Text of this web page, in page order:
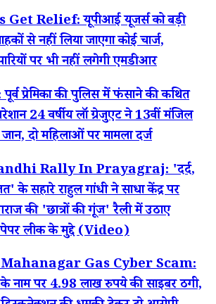
Get Relief: यूपीआई यूजर्स को बड़ी
से नहीं लिया जाएगा कोई चार्ज,
पर भी नहीं लगेगी एमडीआर
प्रेमिका की पुलिस में फंसाने की कथित
24 वर्षीय लॉ ग्रेजुएट ने 13वीं मंजिल
दो महिलाओं पर मामला दर्ज
Rally In Prayagraj: 'दर्द,
के सहारे राहुल गांधी ने साधा केंद्र पर
की 'छात्रों की गूंज' रैली में उठाए
लीक के मुद्दे (Video)
Gas Cyber Scam:
नाम पर 4.98 लाख रुपये की साइबर ठगी,